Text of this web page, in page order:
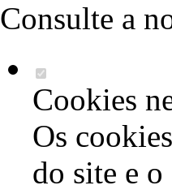
Consulte a
Cookies
Os
do site e